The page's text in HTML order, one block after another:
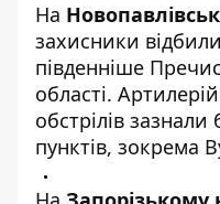
На
захисники
південніше
області.
обстрілів
пунктів, зокрема